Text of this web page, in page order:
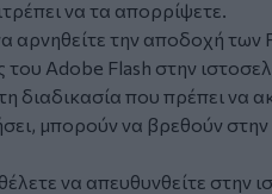
να τα απορρίψετε.
αρνηθείτε την αποδοχή
του Adobe Flash στην
διαδικασία που πρέπει να
μπορούν να βρεθούν
να απευθυνθείτε στην